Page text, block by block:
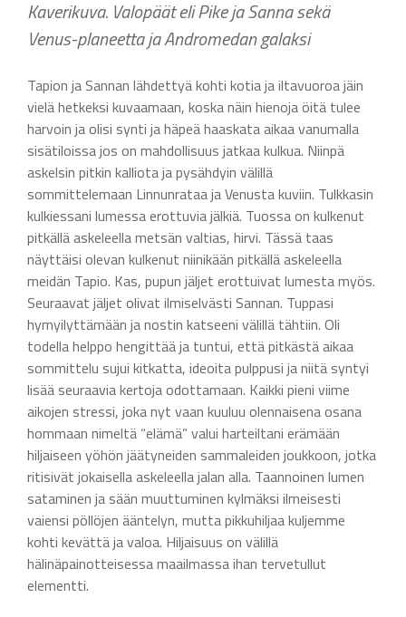
Kaverikuva. Valopäät eli Pike ja Sanna sekä
Venus-planeetta ja Andromedan galaksi
Tapion ja Sannan lähdettyä kohti kotia ja iltavuoroa jäin
vielä hetkeksi kuvaamaan, koska näin hienoja öitä tulee
harvoin ja olisi synti ja häpeä haaskata aikaa vanumalla
sisätiloissa jos on mahdollisuus jatkaa kulkua. Niinpä
askelsin pitkin kalliota ja pysähdyin välillä
sommittelemaan Linnunrataa ja Venusta kuviin. Tulkkasin
kulkiessani lumessa erottuvia jälkiä. Tuossa on kulkenut
pitkällä askeleella metsän valtias, hirvi. Tässä taas
näyttäisi olevan kulkenut niinikään pitkällä askeleella
meidän Tapio. Kas, pupun jäljet erottuivat lumesta myös.
Seuraavat jäljet olivat ilmiselvästi Sannan. Tuppasi
hymyilyttämään ja nostin katseeni välillä tähtiin. Oli
todella helppo hengittää ja tuntui, että pitkästä aikaa
sommittelu sujui kitkatta, ideoita pulppusi ja niitä syntyi
lisää seuraavia kertoja odottamaan. Kaikki pieni viime
aikojen stressi, joka nyt vaan kuuluu olennaisena osana
hommaan nimeltä “elämä” valui harteiltani erämään
hiljaiseen yöhön jäätyneiden sammaleiden joukkoon, jotka
ritisivät jokaisella askeleella jalan alla. Taannoinen lumen
sataminen ja sään muuttuminen kylmäksi ilmeisesti
vaiensi pöllöjen ääntelyn, mutta pikkuhiljaa kuljemme
kohti kevättä ja valoa. Hiljaisuus on välillä
hälinäpainotteisessa maailmassa ihan tervetullut
elementti.